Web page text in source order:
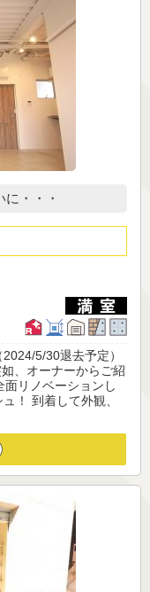
・・・
5/30退去予定）
、オーナーからご紹
リノベーションし
！ 到着して外観、